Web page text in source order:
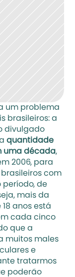
um problema
brasileiros: a
divulgado
a quantidade
uma década,
2006, para
brasileiros com
período, de
mais da
anos está
cada cinco
que a
muitos males
e
tratarmos
poderão